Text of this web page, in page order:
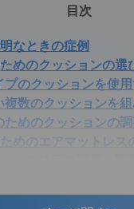
目次
なときの症例
めのクッションの選
プのクッションを使
複数のクッションを
ためのクッションの